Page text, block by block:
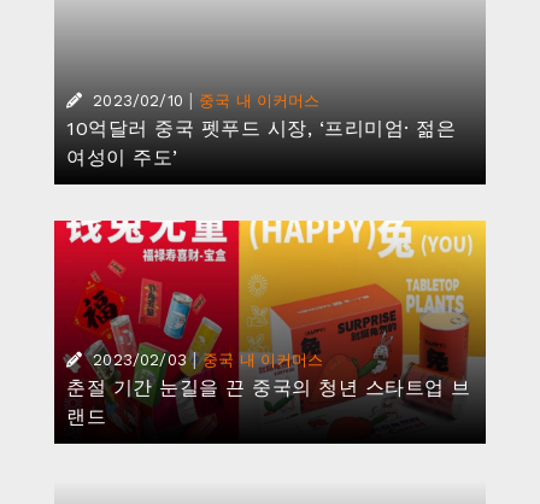
2023/02/10 | 중국 내 이커머스
10억달러 중국 펫푸드 시장, ‘프리미엄· 젊은
여성이 주도’
2023/02/03 | 중국 내 이커머스
춘절 기간 눈길을 끈 중국의 청년 스타트업 브
랜드